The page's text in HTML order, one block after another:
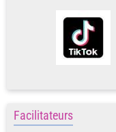
Facilitateurs